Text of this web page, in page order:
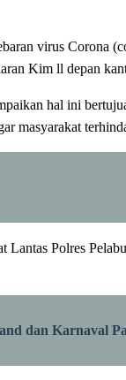
virus Corona
Kim ll depan
hal ini
masyarakat
Polres
dan Karnaval